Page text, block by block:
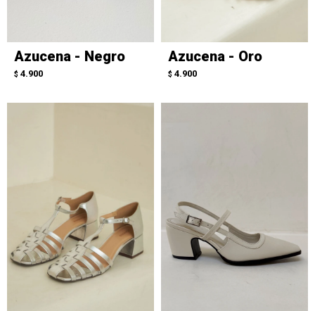
Azucena - Negro
$ 4.900
Azucena - Oro
$ 4.900